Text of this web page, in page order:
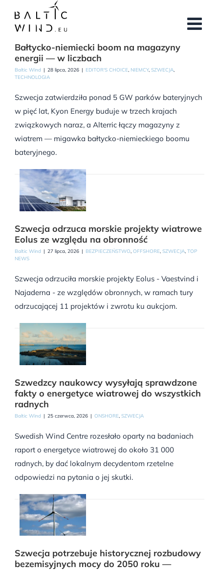
zawartości
Bałtycko-niemiecki boom na magazyny
energii — w liczbach
Baltic Wind | 28 lipca, 2026 | EDITOR'S CHOICE, NIEMCY, SZWECJA,
TECHNOLOGIA
Szwecja zatwierdziła ponad 5 GW parków bateryjnych
w pięć lat, Kyon Energy buduje w trzech krajach
związkowych naraz, a Alterric łączy magazyny z
wiatrem — migawka bałtycko-niemieckiego boomu
bateryjnego.
Szwecja odrzuca morskie projekty wiatrowe
Eolus ze względu na obronność
Baltic Wind | 27 lipca, 2026 | BEZPIECZEŃSTWO, OFFSHORE, SZWECJA, TOP
NEWS
Szwecja odrzuciła morskie projekty Eolus - Vaestvind i
Najaderna - ze względów obronnych, w ramach tury
odrzucającej 11 projektów i zwrotu ku aukcjom.
Szwedzcy naukowcy wysyłają sprawdzone
fakty o energetyce wiatrowej do wszystkich
radnych
Baltic Wind | 25 czerwca, 2026 | ONSHORE, SZWECJA
Swedish Wind Centre rozesłało oparty na badaniach
raport o energetyce wiatrowej do około 31 000
radnych, by dać lokalnym decydentom rzetelne
odpowiedzi na pytania o jej skutki.
Szwecja potrzebuje historycznej rozbudowy
bezemisyjnych mocy do 2050 roku —